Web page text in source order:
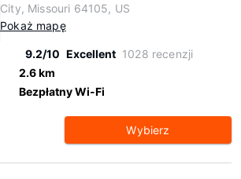
City, Missouri 64105, US
Pokaż mapę
9.2/10 Excellent 1028 recenzji
2.6 km
Bezpłatny Wi-Fi
Wybierz